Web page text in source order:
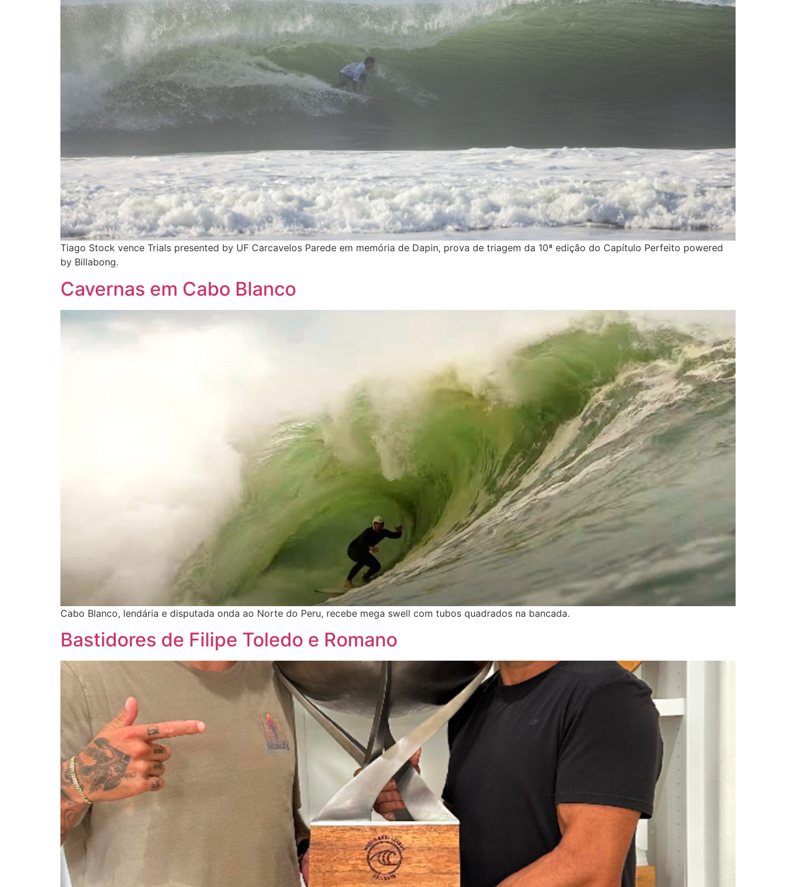
Tiago Stock vence Trials presented by UF Carcavelos Parede em memória de Dapin, prova de triagem da 10ª edição do Capítulo Perfeito powered
by Billabong.
Cavernas em Cabo Blanco
Cabo Blanco, lendária e disputada onda ao Norte do Peru, recebe mega swell com tubos quadrados na bancada.
Bastidores de Filipe Toledo e Romano